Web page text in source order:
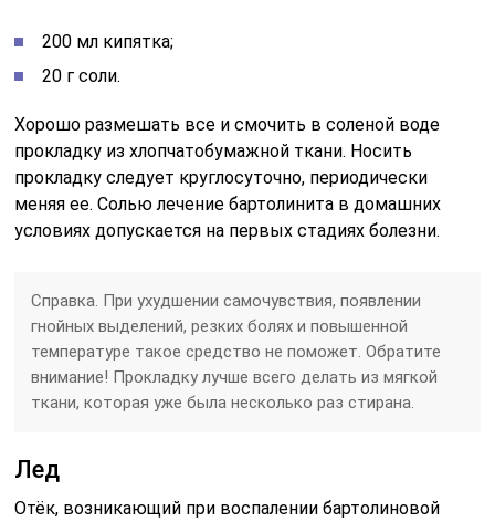
200 мл кипятка;
20 г соли.
Хорошо размешать все и смочить в соленой воде
прокладку из хлопчатобумажной ткани. Носить
прокладку следует круглосуточно, периодически
меняя ее. Солью лечение бартолинита в домашних
условиях допускается на первых стадиях болезни.
Справка. При ухудшении самочувствия, появлении
гнойных выделений, резких болях и повышенной
температуре такое средство не поможет. Обратите
внимание! Прокладку лучше всего делать из мягкой
ткани, которая уже была несколько раз стирана.
Лед
Отёк, возникающий при воспалении бартолиновой